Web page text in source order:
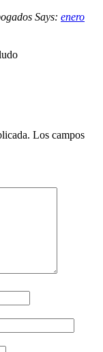
Says: enero
Los campos